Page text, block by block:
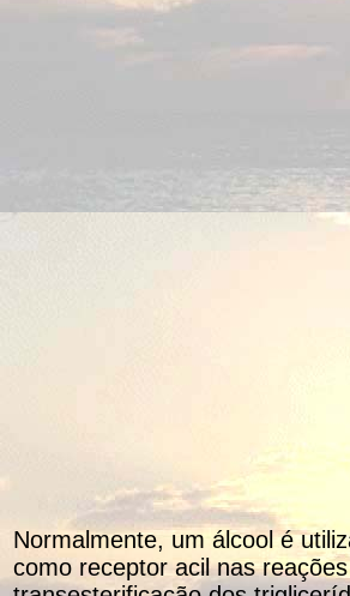
Normalmente, um álcool é
como receptor acil nas